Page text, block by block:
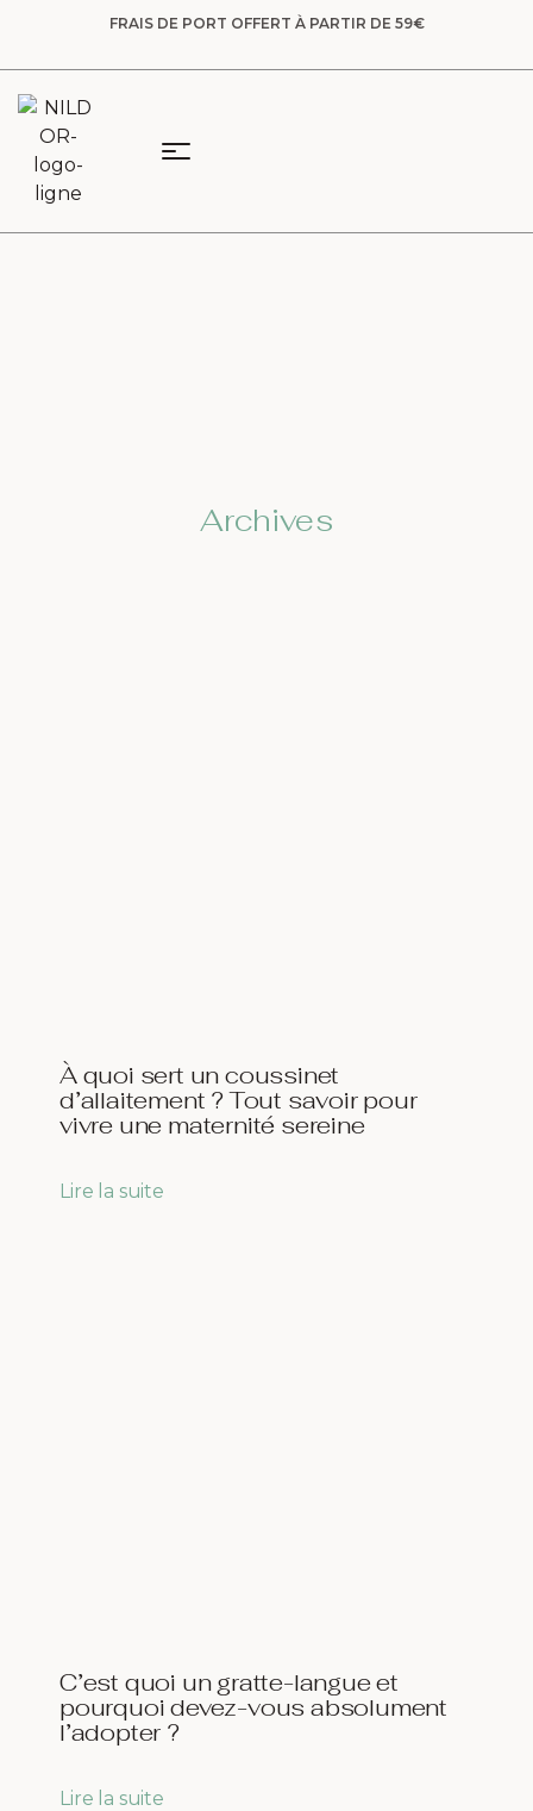
FRAIS DE PORT OFFERT À PARTIR DE 59€
Archives
À quoi sert un coussinet
d’allaitement ? Tout savoir pour
vivre une maternité sereine
Lire la suite
C’est quoi un gratte-langue et
pourquoi devez-vous absolument
l’adopter ?
Lire la suite